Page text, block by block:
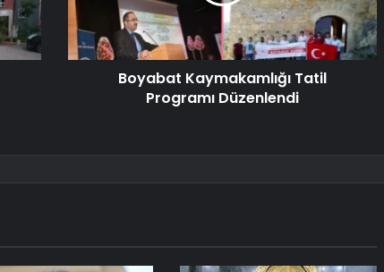
Boyabat Kaymakamlığı Tatil
Programı Düzenlendi